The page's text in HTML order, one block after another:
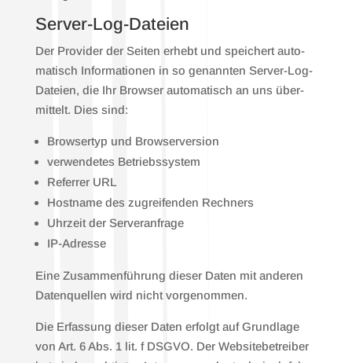
Ser­ver-Log-Datei­en
Der Pro­vi­der der Sei­ten erhebt und spei­chert auto­
ma­tisch Infor­ma­tio­nen in so genann­ten Ser­ver-Log-
Datei­en, die Ihr Brow­ser auto­ma­tisch an uns über­
mit­telt. Dies sind:
Brow­ser­typ und Brow­ser­ver­si­on
ver­wen­de­tes Betriebs­sys­tem
Refer­rer URL
Host­na­me des zugrei­fen­den Rech­ners
Uhr­zeit der Ser­ver­an­fra­ge
IP-Adres­se
Eine Zusam­men­füh­rung die­ser Daten mit ande­ren
Daten­quel­len wird nicht vor­ge­nom­men.
Die Erfas­sung die­ser Daten erfolgt auf Grund­la­ge
von Art. 6 Abs. 1 lit. f DSGVO. Der Web­site­be­trei­ber